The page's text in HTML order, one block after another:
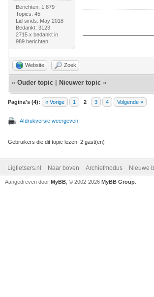
Berichten: 1.879
Topics: 45
Lid sinds: May 2018
Bedankt: 3123
2715 x bedankt in
989 berichten
Website Zoek
« Ouder topic Nieuwer topic »
Pagina's (4): « Vorige 1 2 3 4 Volgende »
Afdrukversie weergeven
Gebruikers die dit topic lezen: 2 gast(en)
Ligfietsers.nl Naar boven Archiefmodus Nieuwe
Aangedreven door MyBB , © 2002-2026 MyBB Group